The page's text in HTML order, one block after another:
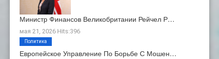
Министр Финансов Великобритании Рейчел Р…
мая 21, 2026 Hits:396
Европейское Управление По Борьбе С Мошен…
Политика